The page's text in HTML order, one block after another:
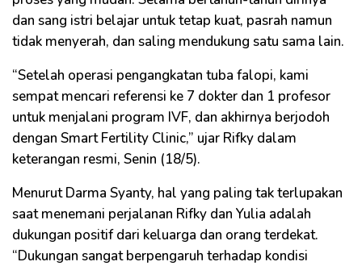
dan sang istri belajar untuk tetap kuat, pasrah namun
tidak menyerah, dan saling mendukung satu sama lain.
“Setelah operasi pengangkatan tuba falopi, kami
sempat mencari referensi ke 7 dokter dan 1 profesor
untuk menjalani program IVF, dan akhirnya berjodoh
dengan Smart Fertility Clinic,” ujar Rifky dalam
keterangan resmi, Senin (18/5).
Menurut Darma Syanty, hal yang paling tak terlupakan
saat menemani perjalanan Rifky dan Yulia adalah
dukungan positif dari keluarga dan orang terdekat.
“Dukungan sangat berpengaruh terhadap kondisi